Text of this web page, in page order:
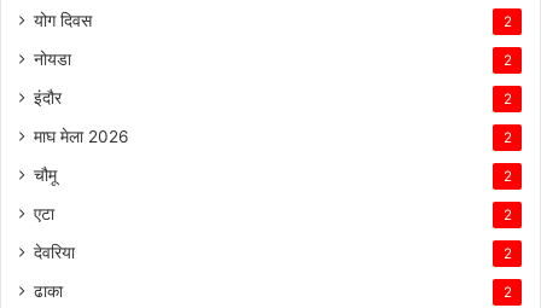
योग दिवस 2
नोयडा 2
इंदौर 2
माघ मेला 2026 2
चौमू 2
एटा 2
देवरिया 2
ढाका 2